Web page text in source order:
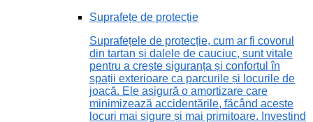
Suprafețe de protecție
Suprafețele de protecție, cum ar fi covorul
din tartan și dalele de cauciuc, sunt vitale
pentru a crește siguranța și confortul în
spații exterioare ca parcurile și locurile de
joacă. Ele asigură o amortizare care
minimizează accidentările, făcând aceste
locuri mai sigure și mai primitoare. Investind